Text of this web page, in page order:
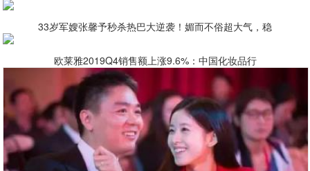
33岁军嫂张馨予秒杀热巴大逆袭！媚而不俗超大气，稳
欧莱雅2019Q4销售额上涨9.6%：中国化妆品行